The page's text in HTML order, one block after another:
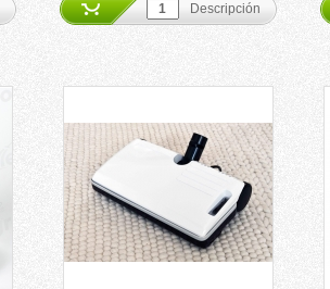
Descripción